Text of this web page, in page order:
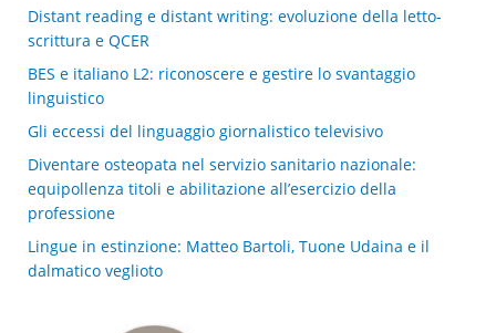
Distant reading e distant writing: evoluzione della letto-
scrittura e QCER
BES e italiano L2: riconoscere e gestire lo svantaggio
linguistico
Gli eccessi del linguaggio giornalistico televisivo
Diventare osteopata nel servizio sanitario nazionale:
equipollenza titoli e abilitazione all’esercizio della
professione
Lingue in estinzione: Matteo Bartoli, Tuone Udaina e il
dalmatico veglioto